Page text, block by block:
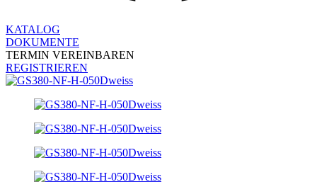
KATALOG
DOKUMENTE
TERMIN VEREINBAREN
REGISTRIEREN